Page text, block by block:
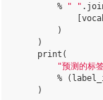
%
" " .
[
)
)
print (
"预测的标
%
(
)